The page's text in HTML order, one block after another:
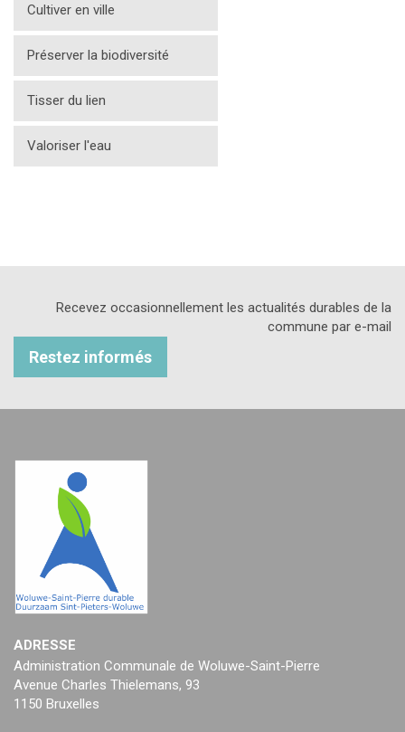
Cultiver en ville
Préserver la biodiversité
Tisser du lien
Valoriser l'eau
Recevez occasionnellement les actualités durables de la
commune par e-mail
Restez informés
ADRESSE
Administration Communale de Woluwe-Saint-Pierre
Avenue Charles Thielemans, 93
1150 Bruxelles